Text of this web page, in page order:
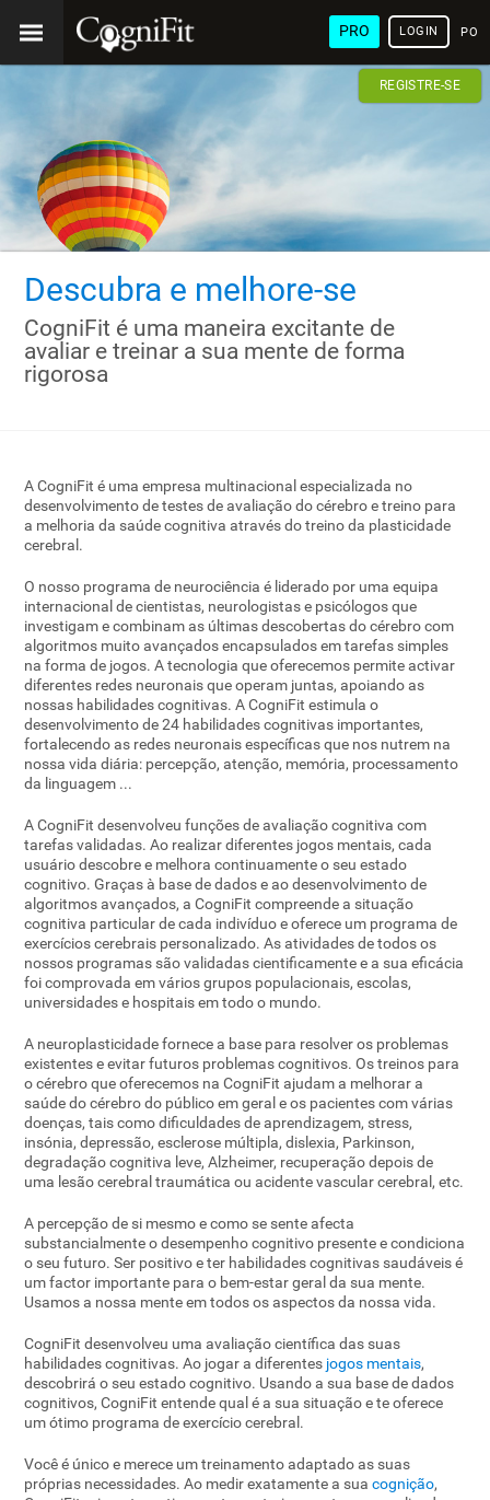
PRO LOGIN
REGISTRE-SE
Descubra e melhore-se
CogniFit é uma maneira excitante de
avaliar e treinar a sua mente de forma
rigorosa
A CogniFit é uma empresa multinacional especializada no
desenvolvimento de testes de avaliação do cérebro e treino para
a melhoria da saúde cognitiva através do treino da plasticidade
cerebral.
O nosso programa de neurociência é liderado por uma equipa
internacional de cientistas, neurologistas e psicólogos que
investigam e combinam as últimas descobertas do cérebro com
algoritmos muito avançados encapsulados em tarefas simples
na forma de jogos. A tecnologia que oferecemos permite activar
diferentes redes neuronais que operam juntas, apoiando as
nossas habilidades cognitivas. A CogniFit estimula o
desenvolvimento de 24 habilidades cognitivas importantes,
fortalecendo as redes neuronais específicas que nos nutrem na
nossa vida diária: percepção, atenção, memória, processamento
da linguagem ...
A CogniFit desenvolveu funções de avaliação cognitiva com
tarefas validadas. Ao realizar diferentes jogos mentais, cada
usuário descobre e melhora continuamente o seu estado
cognitivo. Graças à base de dados e ao desenvolvimento de
algoritmos avançados, a CogniFit compreende a situação
cognitiva particular de cada indivíduo e oferece um programa de
exercícios cerebrais personalizado. As atividades de todos os
nossos programas são validadas cientificamente e a sua eficácia
foi comprovada em vários grupos populacionais, escolas,
universidades e hospitais em todo o mundo.
A neuroplasticidade fornece a base para resolver os problemas
existentes e evitar futuros problemas cognitivos. Os treinos para
o cérebro que oferecemos na CogniFit ajudam a melhorar a
saúde do cérebro do público em geral e os pacientes com várias
doenças, tais como dificuldades de aprendizagem, stress,
insónia, depressão, esclerose múltipla, dislexia, Parkinson,
degradação cognitiva leve, Alzheimer, recuperação depois de
uma lesão cerebral traumática ou acidente vascular cerebral, etc.
A percepção de si mesmo e como se sente afecta
substancialmente o desempenho cognitivo presente e condiciona
o seu futuro. Ser positivo e ter habilidades cognitivas saudáveis ​​é
um factor importante para o bem-estar geral da sua mente.
Usamos a nossa mente em todos os aspectos da nossa vida.
CogniFit desenvolveu uma avaliação científica das suas
habilidades cognitivas. Ao jogar a diferentes jogos mentais,
descobrirá o seu estado cognitivo. Usando a sua base de dados
cognitivos, CogniFit entende qual é a sua situação e te oferece
um ótimo programa de exercício cerebral.
Você é único e merece um treinamento adaptado as suas
próprias necessidades. Ao medir exatamente a suacognição,